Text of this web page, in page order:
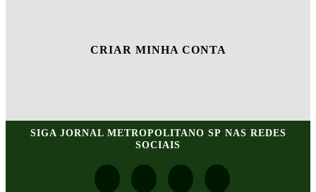
CRIAR MINHA CONTA
SIGA JORNAL METROPOLITANO SP NAS REDES
SOCIAIS